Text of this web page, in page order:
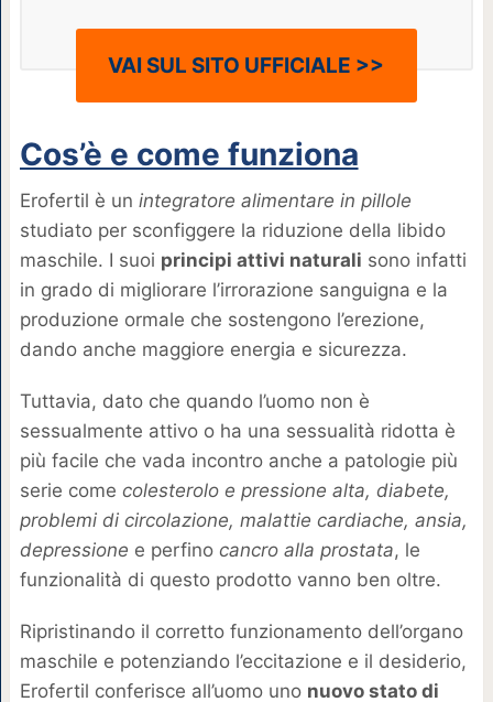
VAI SUL SITO UFFICIALE >>
Cos’è e come funziona
Erofertil è un integratore alimentare in pillole
studiato per sconfiggere la riduzione della libido
maschile. I suoi principi attivi naturali sono infatti
in grado di migliorare l’irrorazione sanguigna e la
produzione ormale che sostengono l’erezione,
dando anche maggiore energia e sicurezza.
Tuttavia, dato che quando l’uomo non è
sessualmente attivo o ha una sessualità ridotta è
più facile che vada incontro anche a patologie più
serie come colesterolo e pressione alta, diabete,
problemi di circolazione, malattie cardiache, ansia,
depressione e perfino cancro alla prostata, le
funzionalità di questo prodotto vanno ben oltre.
Ripristinando il corretto funzionamento dell’organo
maschile e potenziando l’eccitazione e il desiderio,
Erofertil conferisce all’uomo uno nuovo stato di